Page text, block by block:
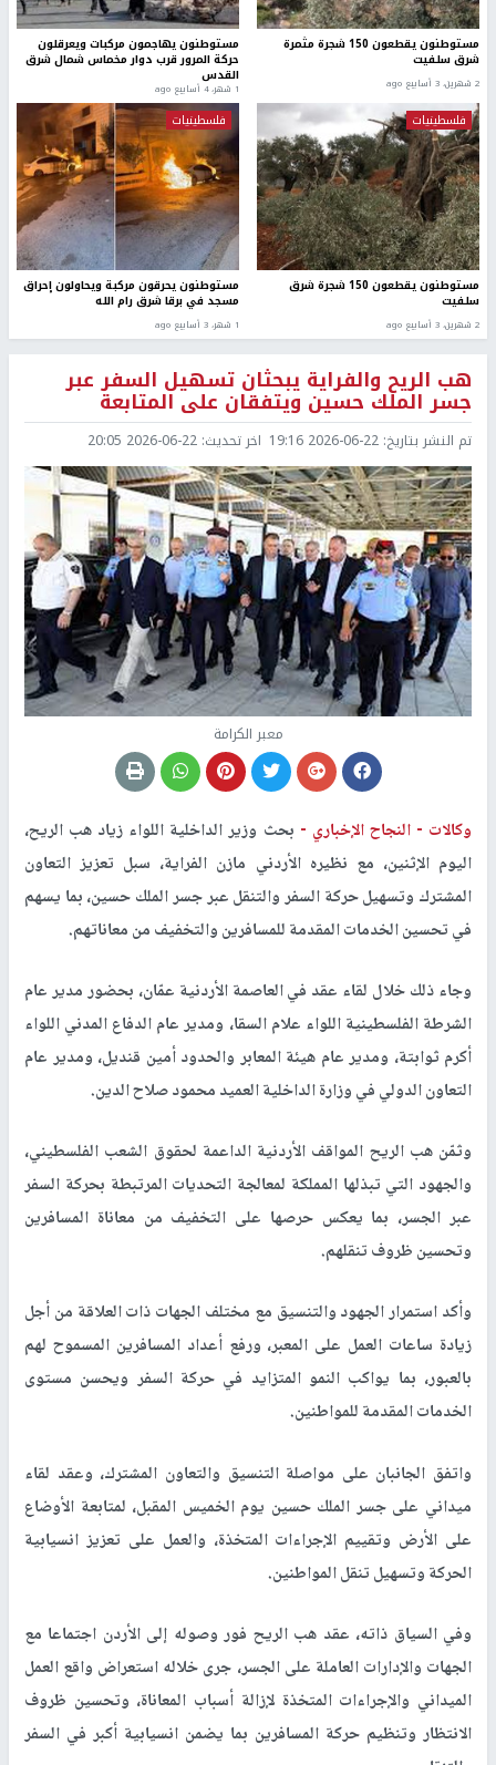
مستوطنون يقطعون 150 شجرة مثمرة
شرق سلفيت
2 شهرين، 3 أسابيع ago
مستوطنون يهاجمون مركبات ويعرقلون
حركة المرور قرب دوار مخماس شمال شرق
القدس
1 شهر، 4 أسابيع ago
فلسطينيات
مستوطنون يقطعون 150 شجرة شرق
سلفيت
2 شهرين، 3 أسابيع ago
فلسطينيات
مستوطنون يحرقون مركبة ويحاولون إحراق
مسجد في برقا شرق رام الله
1 شهر، 3 أسابيع ago
هب الريح والفراية يبحثان تسهيل السفر عبر
جسر الملك حسين ويتفقان على المتابعة
تم النشر بتاريخ: 2026-06-22 19:16 اخر تحديث: 2026-06-22 20:05
معبر الكرامة
وكالات -النجاح الإخباري - بحث وزير الداخلية اللواء زياد هب الريح،
اليوم الإثنين، مع نظيره الأردني مازن الفراية، سبل تعزيز التعاون
المشترك وتسهيل حركة السفر والتنقل عبر جسر الملك حسين، بما يسهم
في تحسين الخدمات المقدمة للمسافرين والتخفيف من معاناتهم.
وجاء ذلك خلال لقاء عقد في العاصمة الأردنية عمّان، بحضور مدير عام
الشرطة الفلسطينية اللواء علام السقا، ومدير عام الدفاع المدني اللواء
أكرم ثوابتة، ومدير عام هيئة المعابر والحدود أمين قنديل، ومدير عام
التعاون الدولي في وزارة الداخلية العميد محمود صلاح الدين.
وثمّن هب الريح المواقف الأردنية الداعمة لحقوق الشعب الفلسطيني،
والجهود التي تبذلها المملكة لمعالجة التحديات المرتبطة بحركة السفر
عبر الجسر، بما يعكس حرصها على التخفيف من معاناة المسافرين
وتحسين ظروف تنقلهم.
وأكد استمرار الجهود والتنسيق مع مختلف الجهات ذات العلاقة من أجل
زيادة ساعات العمل على المعبر، ورفع أعداد المسافرين المسموح لهم
بالعبور، بما يواكب النمو المتزايد في حركة السفر ويحسن مستوى
الخدمات المقدمة للمواطنين.
واتفق الجانبان على مواصلة التنسيق والتعاون المشترك، وعقد لقاء
ميداني على جسر الملك حسين يوم الخميس المقبل، لمتابعة الأوضاع
على الأرض وتقييم الإجراءات المتخذة، والعمل على تعزيز انسيابية
الحركة وتسهيل تنقل المواطنين.
وفي السياق ذاته، عقد هب الريح فور وصوله إلى الأردن اجتماعا مع
الجهات والإدارات العاملة على الجسر، جرى خلاله استعراض واقع العمل
الميداني والإجراءات المتخذة لإزالة أسباب المعاناة، وتحسين ظروف
الانتظار وتنظيم حركة المسافرين بما يضمن انسيابية أكبر في السفر